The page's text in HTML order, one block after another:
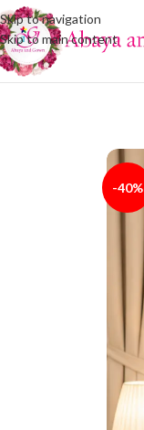
Skip to navigation
Skip to main content
-40%